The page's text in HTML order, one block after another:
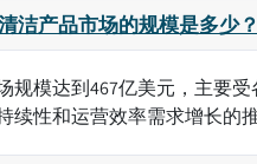
洁产品市场的规模是多少？
规模达到467亿美元，主要受
续性和运营效率需求增长的推